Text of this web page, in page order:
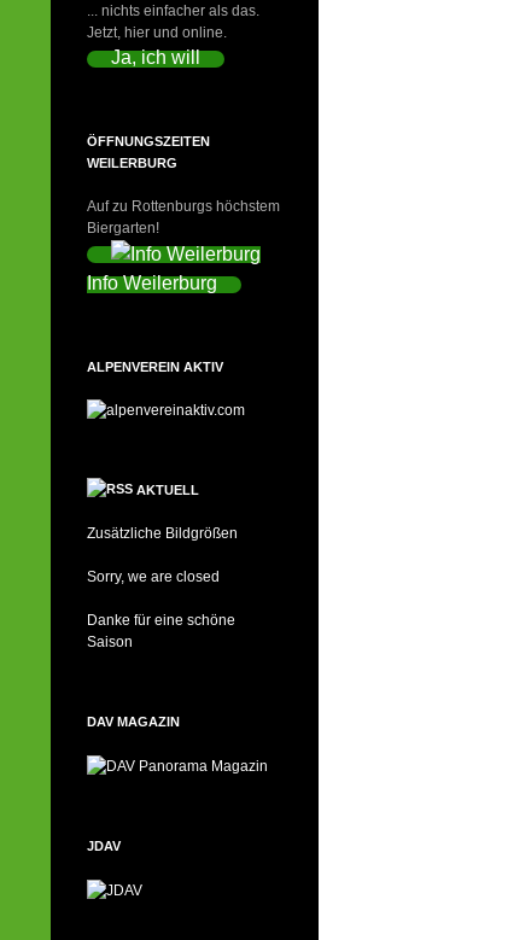
... nichts einfacher als das.
Jetzt, hier und online.
Ja, ich will
ÖFFNUNGSZEITEN
WEILERBURG
Auf zu Rottenburgs höchstem
Biergarten!
Info Weilerburg
ALPENVEREIN AKTIV
AKTUELL
Zusätzliche Bildgrößen
Sorry, we are closed
Danke für eine schöne
Saison
DAV MAGAZIN
JDAV